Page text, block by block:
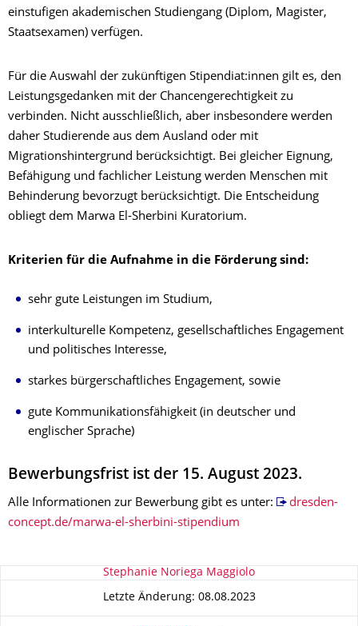
einstufigen akademischen Studiengang (Diplom, Magister,
Staatsexamen) verfügen.
Für die Auswahl der zukünftigen Stipendiat:innen gilt es, den
Leistungsgedanken mit der Chancengerechtigkeit zu
verbinden. Nicht ausschließlich, aber insbesondere werden
daher Studierende aus dem Ausland oder mit
Migrationshintergrund berücksichtigt. Bei gleicher Eignung,
Befähigung und fachlicher Leistung werden Menschen mit
Behinderung bevorzugt berücksichtigt. Die Entscheidung
obliegt dem Marwa El-Sherbini Kuratorium.
Kriterien für die Aufnahme in die Förderung sind:
sehr gute Leistungen im Studium,
interkulturelle Kompetenz, gesellschaftliches Engagement
und politisches Interesse,
starkes bürgerschaftliches Engagement, sowie
gute Kommunikationsfähigkeit (in deutscher und
englischer Sprache)
Bewerbungsfrist ist der 15. August 2023.
Alle Informationen zur Bewerbung gibt es unter:
dresden-
concept.de/marwa-el-sherbini-stipendium
Zu dieser SeiteStephanie Noriega Maggiolo
Letzte Änderung: 08.08.2023